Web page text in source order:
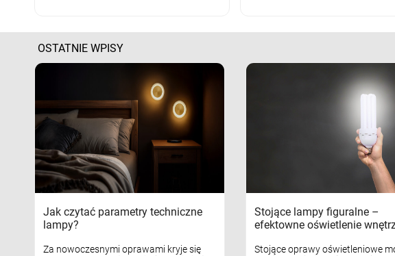
OSTATNIE WPISY
Jak czytać parametry techniczne
lampy?
Za nowoczesnymi oprawami kryje się
Stojące lampy figuralne –
efektowne oświetlenie
Stojące oprawy oświetleniowe